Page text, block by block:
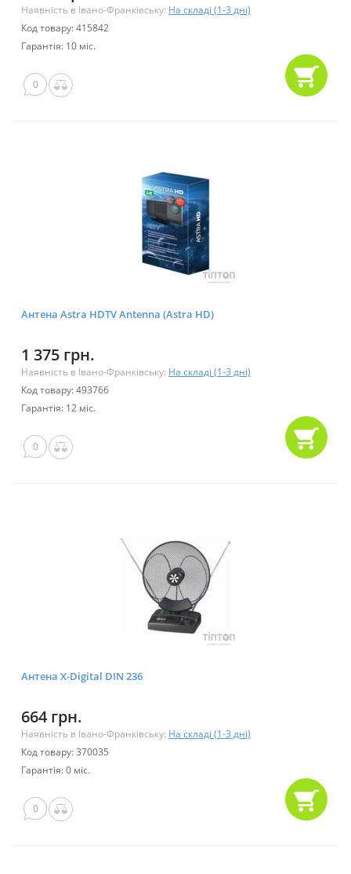
Наявність в Івано-Франківську: На складі (1-3 дні)
Код товару: 415842
Гарантія: 10 міс.
0
Антена Astra HDTV Antenna (Astra HD)
1 375 грн.
Наявність в Івано-Франківську: На складі (1-3 дні)
Код товару: 493766
Гарантія: 12 міс.
0
Антена X-Digital DIN 236
664 грн.
Наявність в Івано-Франківську: На складі (1-3 дні)
Код товару: 370035
Гарантія: 0 міс.
0